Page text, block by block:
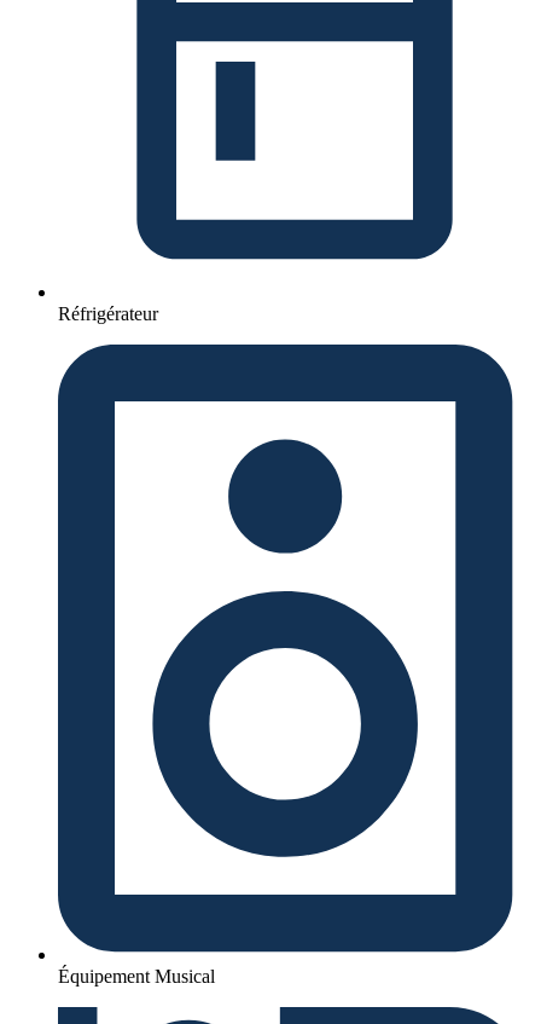
Réfrigérateur
Équipement Musical